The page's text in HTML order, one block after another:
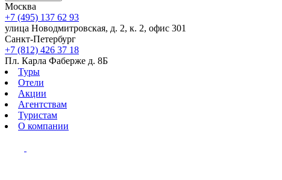
Москва
+7 (495) 137 62 93
улица Новодмитровская, д. 2, к. 2, офис 301
Санкт-Петербург
+7 (812) 426 37 18
Пл. Карла Фаберже д. 8Б
Туры
Отели
Акции
Агентствам
Туристам
О компании